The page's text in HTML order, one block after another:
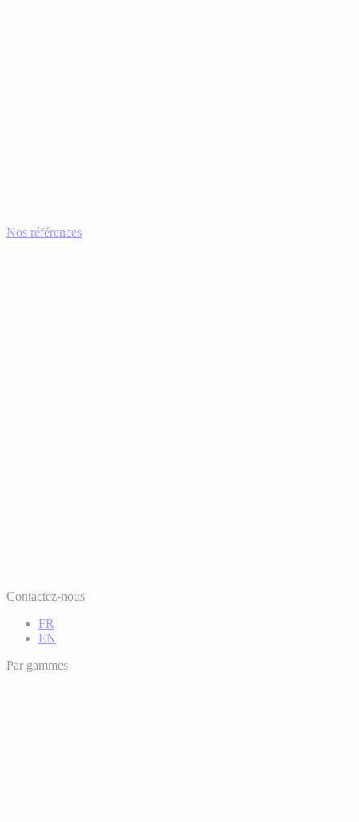
Nos références
Contactez-nous
FR
EN
Par gammes